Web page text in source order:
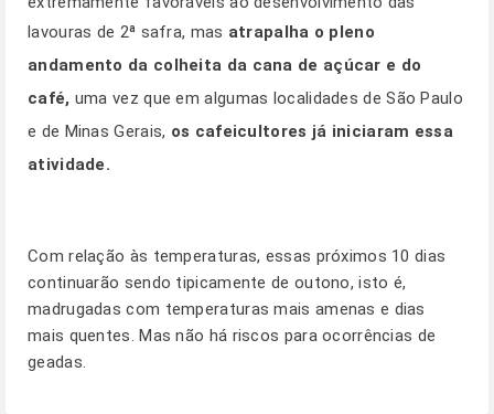
lavouras de 2ª safra, mas atrapalha o pleno
andamento da colheita da cana de açúcar e do
café, uma vez que em algumas localidades de São Paulo
e de Minas Gerais, os cafeicultores já iniciaram essa
atividade.
Com relação às temperaturas, essas próximos 10 dias
continuarão sendo tipicamente de outono, isto é,
madrugadas com temperaturas mais amenas e dias
mais quentes. Mas não há riscos para ocorrências de
geadas.